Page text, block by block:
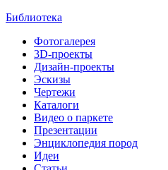
Библиотека
Фотогалерея
3D-проекты
Дизайн-проекты
Эскизы
Чертежи
Каталоги
Видео о паркете
Презентации
Энциклопедия пород
Идеи